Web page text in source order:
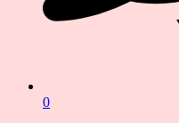
0